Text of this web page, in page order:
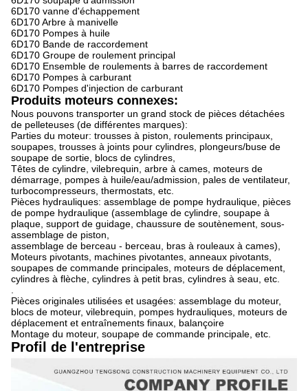
6D170 vanne d'échappement
6D170 Arbre à manivelle
6D170 Pompes à huile
6D170 Bande de raccordement
6D170 Groupe de roulement principal
6D170 Ensemble de roulements à barres de raccordement
6D170 Pompes à carburant
6D170 Pompes d'injection de carburant
Produits moteurs connexes:
Nous pouvons transporter un grand stock de pièces détachées
de pelleteuses (de différentes marques):
Parties du moteur: trousses à piston, roulements principaux,
soupapes, trousses à joints pour cylindres, plongeurs/buse de
soupape de sortie, blocs de cylindres,
Têtes de cylindre, vilebrequin, arbre à cames, moteurs de
démarrage, pompes à huile/eau/admission, pales de ventilateur,
turbocompresseurs, thermostats, etc.
Pièces hydrauliques: assemblage de pompe hydraulique, pièces
de pompe hydraulique (assemblage de cylindre, soupape à
plaque, support de guidage, chaussure de soutènement, sous-
assemblage de piston,
assemblage de berceau - berceau, bras à rouleaux à cames),
Moteurs pivotants, machines pivotantes, anneaux pivotants,
soupapes de commande principales, moteurs de déplacement,
cylindres à flèche, cylindres à petit bras, cylindres à seau, etc.
Pièces originales utilisées et usagées: assemblage du moteur,
blocs de moteur, vilebrequin, pompes hydrauliques, moteurs de
déplacement et entraînements finaux, balançoire
Montage du moteur, soupape de commande principale, etc.
Profil de l'entreprise